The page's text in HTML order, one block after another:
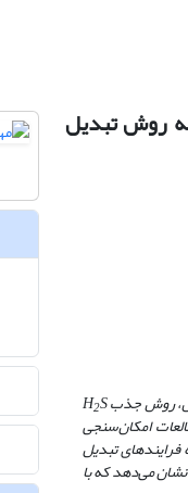
روش تبدیل
روش جذب H2S
امکان‌سنجی
تبدیل
میدهد که با